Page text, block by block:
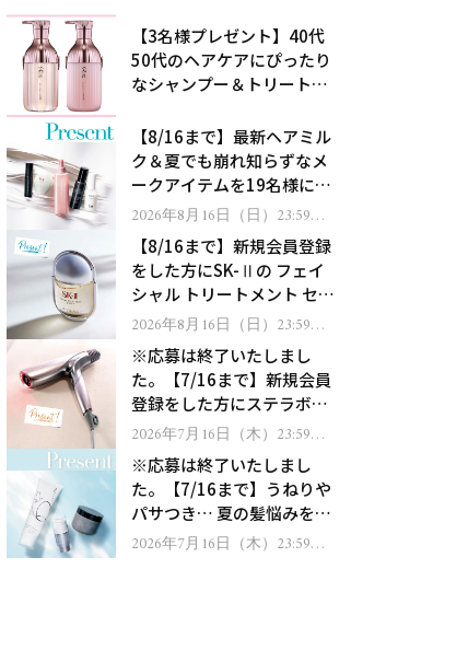
【3名様プレゼント】40代
50代のヘアケアにぴったり
なシャンプー＆トリートメ
処！
【8/16まで】最新ヘアミル
ク＆夏でも崩れ知らずなメ
ークアイテムを19名様にプ
レゼント！
2026年8月16日（日）23:59ま
で【8/16まで】新規会員登録
をした方にSK-Ⅱの フェイ
シャル トリートメント セラ
ムをプレゼント！
2026年8月16日（日）23:59ま
※応募は終了いたしまし
た。【7/16まで】新規会員
登録をした方にステラボー
テのシャインリバース ヘア
ゼント！
2026年7月16日（木）23:59ま
※応募は終了いたしまし
た。【7/16まで】うねりや
パサつき… 夏の髪悩みを解
消するヘアケアアイテムを
2026年7月16日（木）23:59ま